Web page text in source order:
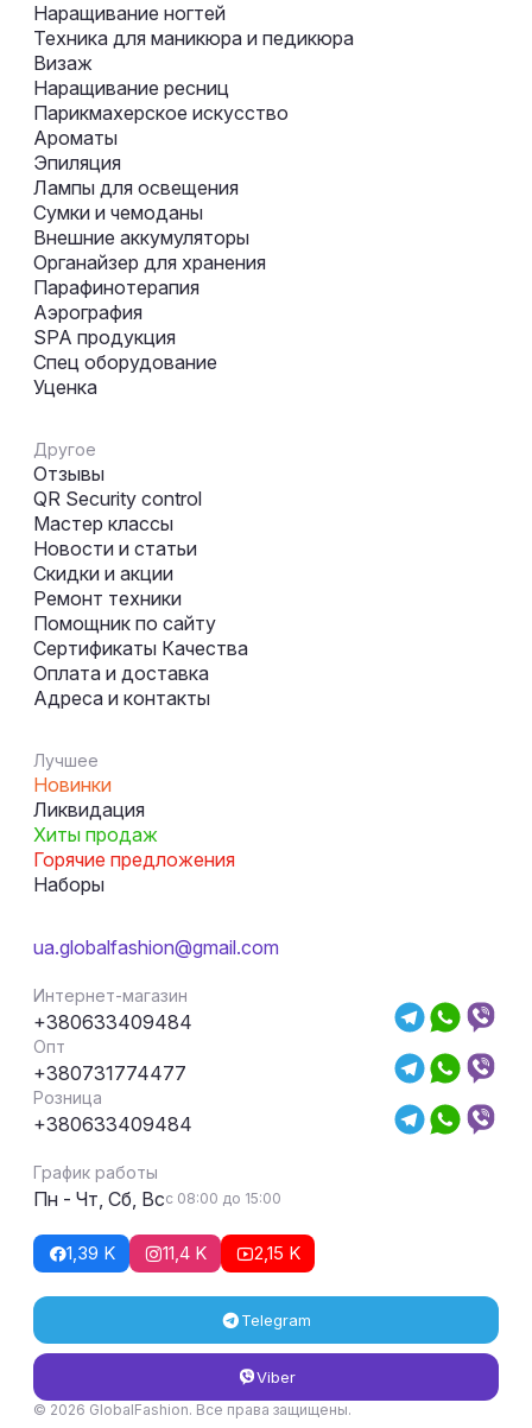
Наращивание ногтей
Техника для маникюра и педикюра
Визаж
Наращивание ресниц
Парикмахерское искусство
Ароматы
Эпиляция
Лампы для освещения
Сумки и чемоданы
Внешние аккумуляторы
Органайзер для хранения
Парафинотерапия
Аэрография
SPA продукция
Спец оборудование
Уценка
Другое
Отзывы
QR Security control
Мастер классы
Новости и статьи
Скидки и акции
Ремонт техники
Помощник по сайту
Сертификаты Качества
Оплата и доставка
Адреса и контакты
Лучшее
Новинки
Ликвидация
Хиты продаж
Горячие предложения
Наборы
ua.globalfashion@gmail.com
Интернет-магазин
+380633409484
Опт
+380731774477
Розница
+380633409484
График работы
Пн - Чт, Сб, Всс 08:00 до 15:00
1,39 K 11,4 K 2,15 K
Telegram
Viber
© 2026 GlobalFashion. Все права защищены.